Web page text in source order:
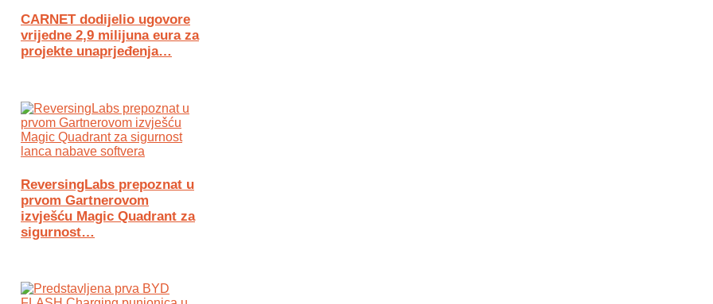
CARNET dodijelio ugovore
vrijedne 2,9 milijuna eura za
projekte unaprjeđenja…
ReversingLabs prepoznat u
prvom Gartnerovom
izvješću Magic Quadrant za
sigurnost…